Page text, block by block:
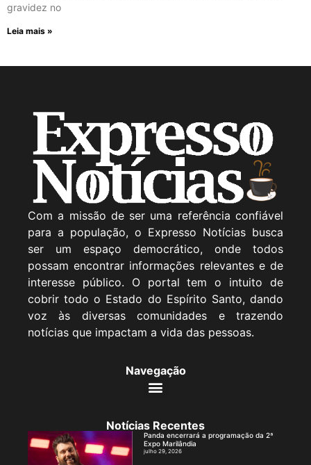
gravidez no
Leia mais »
Com a missão de ser uma referência confiável
para a população, o Expresso Notícias busca
ser um espaço democrático, onde todos
possam encontrar informações relevantes e de
interesse público. O portal tem o intuito de
cobrir todo o Estado do Espírito Santo, dando
voz às diversas comunidades e trazendo
notícias que impactam a vida das pessoas.
Navegação
Notícias Recentes
Panda encerrará a programação da 2ª
Expo Marilândia
julho 29, 2026